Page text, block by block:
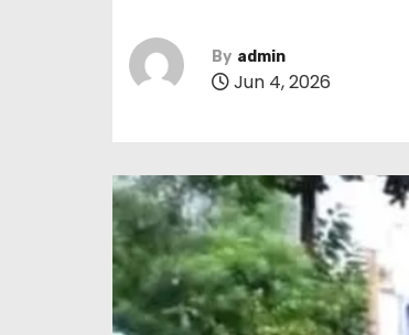
By admin
Jun 4, 2026